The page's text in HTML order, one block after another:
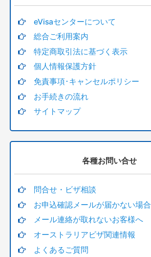
eVisaセンターについて
総合ご利用案内
特定商取引法に基づく表示
個人情報保護方針
免責事項･キャンセルポリシー
お手続きの流れ
サイトマップ
各種お問い合せ
問合せ・ビザ相談
お申込確認メールが届かない場合
メール連絡が取れないお客様へ
オーストラリアビザ関連情報
よくあるご質問